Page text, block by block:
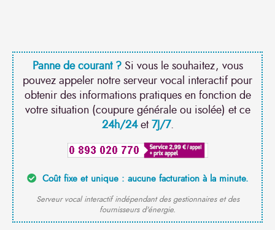
Panne de courant ?Si vous le souhaitez, vous
pouvez appeler notre serveur vocal interactif pour
obtenir des informations pratiques en fonction de
votre situation (coupure générale ou isolée) et ce
24h/24et7J/7.
Coût fixe et unique : aucune facturation à la minute.
Serveur vocal interactif indépendant des gestionnaires et des
fournisseurs d'énergie.